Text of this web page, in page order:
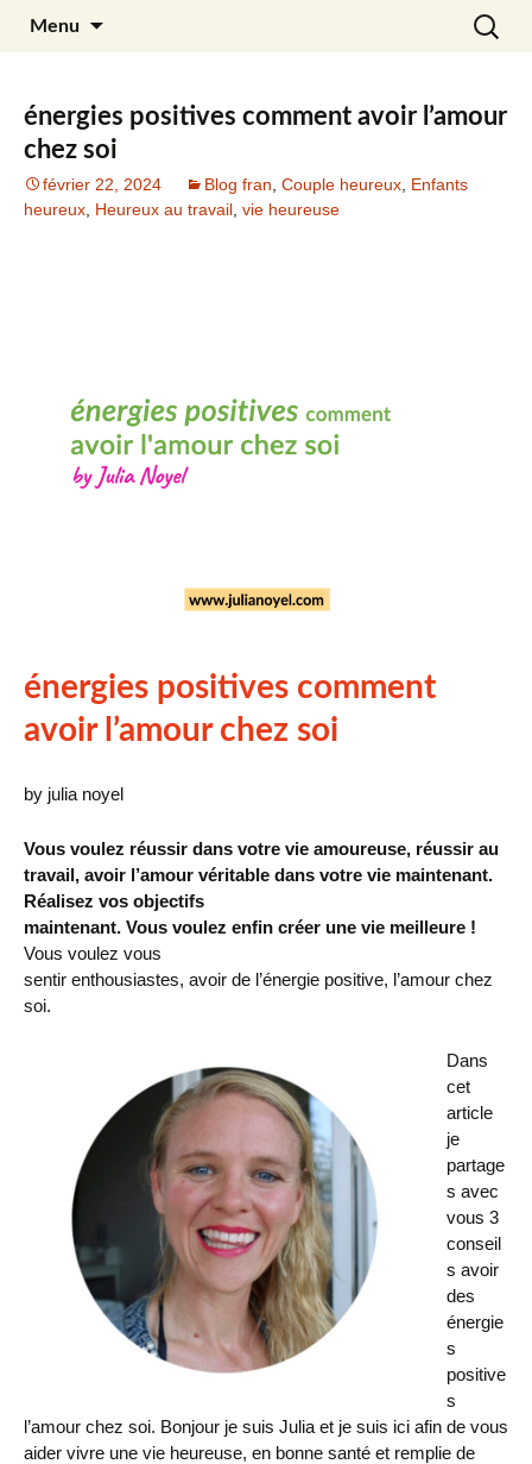
Julia Noyel
Menu
énergies positives comment avoir l’amour
chez soi
février 22, 2024 Blog fran Couple heureux Enfants
heureux Heureux au travail vie heureuse
énergies positives comment
avoir l’amour chez soi
by julia noyel
Vous voulez réussir dans votre vie amoureuse, réussir au
travail, avoir l’amour véritable dans votre vie maintenant.
Réalisez vos objectifs
maintenant. Vous voulez enfin créer une vie meilleure !
Vous voulez vous
sentir enthousiastes, avoir de l’énergie positive, l’amour chez
soi.
Dans
cet
article
je
partage
s avec
vous 3
conseil
s avoir
des
énergie
s
positive
s
l’amour chez soi. Bonjour je suis Julia et je suis ici afin de vous
aider vivre une vie heureuse, en bonne santé et remplie de